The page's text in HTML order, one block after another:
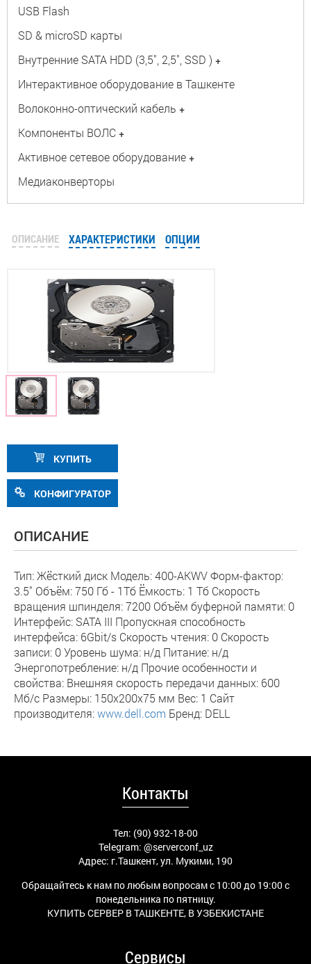
USB Flash
SD & microSD карты
Внутренние SATA HDD (3,5", 2,5", SSD ) +
Интерактивное оборудование в Ташкенте
Волоконно-оптический кабель +
Компоненты ВОЛС +
Активное сетевое оборудование +
Медиаконверторы
ОПИСАНИЕ ХАРАКТЕРИСТИКИ ОПЦИИ
КУПИТЬ
КОНФИГУРАТОР
ОПИСАНИЕ
Тип: Жёсткий диск Модель: 400-AKWV Форм-фактор:
3.5" Объём: 750 Гб - 1Тб Ёмкость: 1 Тб Скорость
вращения шпинделя: 7200 Объём буферной памяти: 0
Интерфейс: SATA III Пропускная способность
интерфейса: 6Gbit/s Скорость чтения: 0 Скорость
записи: 0 Уровень шума: н/д Питание: н/д
Энергопотребление: н/д Прочие особенности и
свойства: Внешняя скорость передачи данных: 600
Мб/с Размеры: 150х200х75 мм Вес: 1 Сайт
производителя:www.dell.com Бренд: DELL
Контакты
Тел: (90) 932-18-00
Telegram: @serverconf_uz
Адрес: г.Ташкент, ул. Мукими, 190
Обращайтесь к нам по любым вопросам с 10:00 до 19:00 с
понедельника по пятницу.
КУПИТЬ СЕРВЕР В ТАШКЕНТЕ, В УЗБЕКИСТАНЕ
Сервисы